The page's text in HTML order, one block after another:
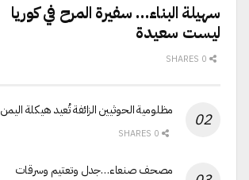
سهيلة البناء… سفيرة المرح في كوريا
ليست سعيدة
مظلومية الحوثيين الزائفة تُعيد هيكلة اليمن
مصحف صنعاء…جدل وتعتيم وسرقات